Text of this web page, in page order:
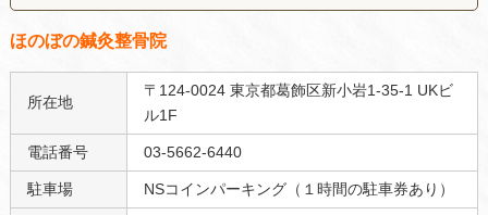
ほのぼの鍼灸整骨院
所在地
〒124-0024 東京都葛飾区新小岩1-35-1 UKビ
ル1F
電話番号 03-5662-6440
駐車場 NSコインパーキング（１時間の駐車券あり）